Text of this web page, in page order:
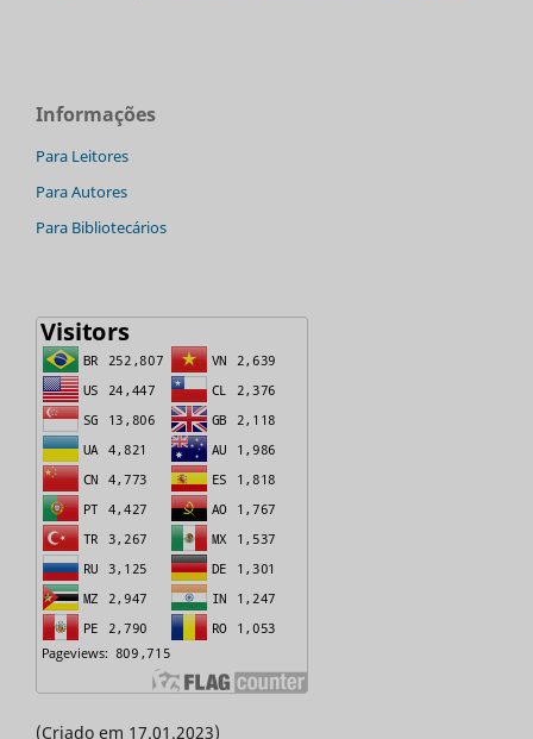
Informações
Para Leitores
Para Autores
Para Bibliotecários
(Criado em 17.01.2023)